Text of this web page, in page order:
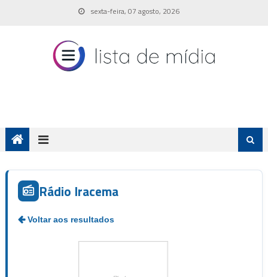
sexta-feira, 07 agosto, 2026
Rádio Iracema